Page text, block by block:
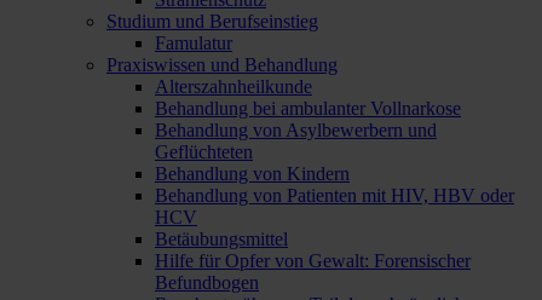
Studium und Berufseinstieg
Famulatur
Praxiswissen und Behandlung
Alterszahnheilkunde
Behandlung bei ambulanter Vollnarkose
Behandlung von Asylbewerbern und
Geflüchteten
Behandlung von Kindern
Behandlung von Patienten mit HIV, HBV oder
HCV
Betäubungsmittel
Hilfe für Opfer von Gewalt: Forensischer
Befundbogen